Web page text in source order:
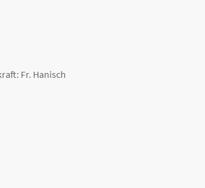
Fr. Hanisch